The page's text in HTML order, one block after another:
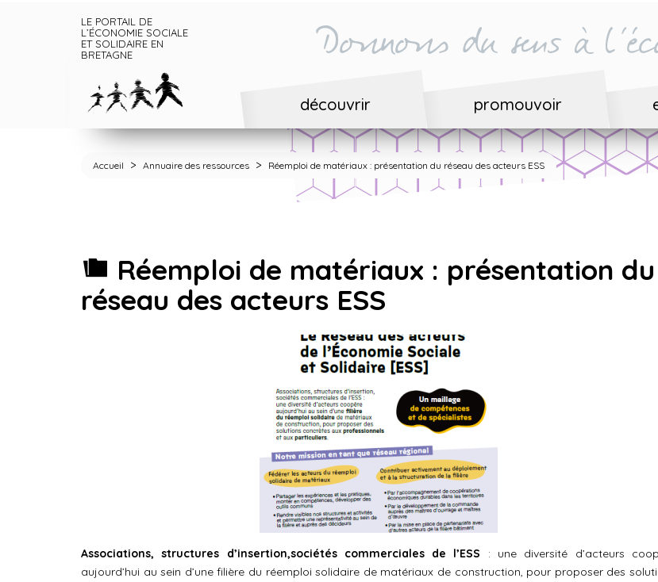
LE PORTAIL DE
L’ÉCONOMIE SOCIALE
ET SOLIDAIRE EN
BRETAGNE
Donnons du sens à
découvrir promouvoir
Accueil > Annuaire des ressources > Réemploi de matériaux : présentation du réseau des acteurs ESS
Réemploi de matériaux : présentation du
réseau des acteurs ESS
Associations, structures d’insertion,sociétés commerciales de l’ESS : une diversité d’acteurs
aujourd’hui au sein d’une filière du réemploi solidaire de matériaux de construction, pour proposer des